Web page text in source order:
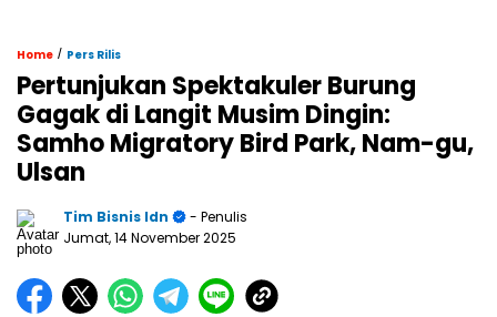
Home / Pers Rilis
Pertunjukan Spektakuler Burung
Gagak di Langit Musim Dingin:
Samho Migratory Bird Park, Nam-gu,
Ulsan
Tim Bisnis Idn
- Penulis
Jumat, 14 November 2025